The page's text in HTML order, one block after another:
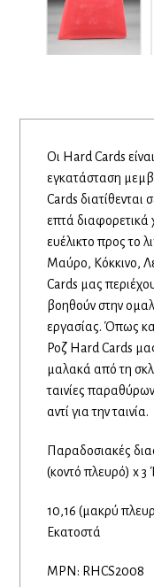
Οι Hard Cards
εγκατάσταση
Cards
επτά
ευέλικτο προς το
Μαύρο, Κόκκινο,
Cards μας
βοηθούν στην
εργασίας. Όπως
Ροζ Hard Cards
μαλακά από τη
ταινίες
αντί για την ταινία.
Παραδοσιακές
(κοντό πλευρό) x 3
10,16 (μακρύ
Εκατοστά
MPN: RHCS2008